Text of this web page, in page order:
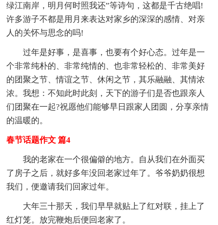
绿江南岸，明月何时照我还”等诗句，这都是千古绝唱!
许多游子不都是用月来表达对家乡的深深的感情、对亲
人的关怀与思念的吗!
过年是好事，是喜事，也要有个好心态。过年是一
个非常纯朴的、非常纯情的、也非常轻松的、非常美好
的团聚之节、情谊之节、休闲之节，其乐融融、其情浓
浓。我想：不知此时此刻，天下的游子们是否也跟亲人
们团聚在一起?祝愿他们能够早日跟家人团圆，分享亲情
的温暖的。
春节话题作文 篇4
我的老家在一个很偏僻的地方。自从我们在外面买
了房子之后，就好多年没回老家过年了。爷爷奶奶很想
我们，便邀请我们回家过年。
大年三十那天，我们早早就贴上了红对联，挂上了
红灯笼。放完鞭炮后便回老家了。